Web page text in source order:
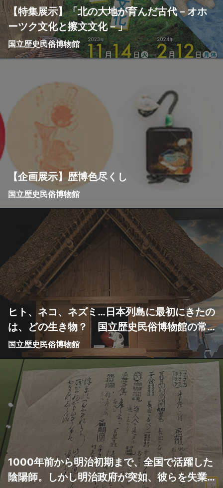
【特集展示】「北の大地が育んだ古代－オホ
ーツク文化と擦文文化－」
国立歴史民俗博物館
【企画展示】歴博色尽くし
国立歴史民俗博物館
ヒト、ネコ、ネズミ…日本列島に最初にきたの
は、どの生き物？ 国立歴史民俗博物館の常
設展がアツい
国立歴史民俗博物館
1000年前から明治初期まで、全国で活躍した
陰陽師。しかし明治政府が突如、彼らを失業